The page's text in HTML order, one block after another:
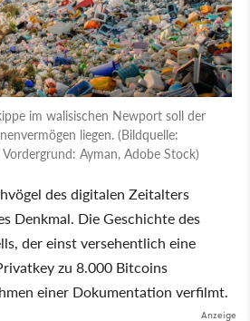
im walisischen Newport soll der
liegen. (Bildquelle:
Ayman, Adobe Stock)
des digitalen Zeitalters
Denkmal. Die Geschichte des
der einst versehentlich eine
zu 8.000 Bitcoins
einer Dokumentation verfilmt.